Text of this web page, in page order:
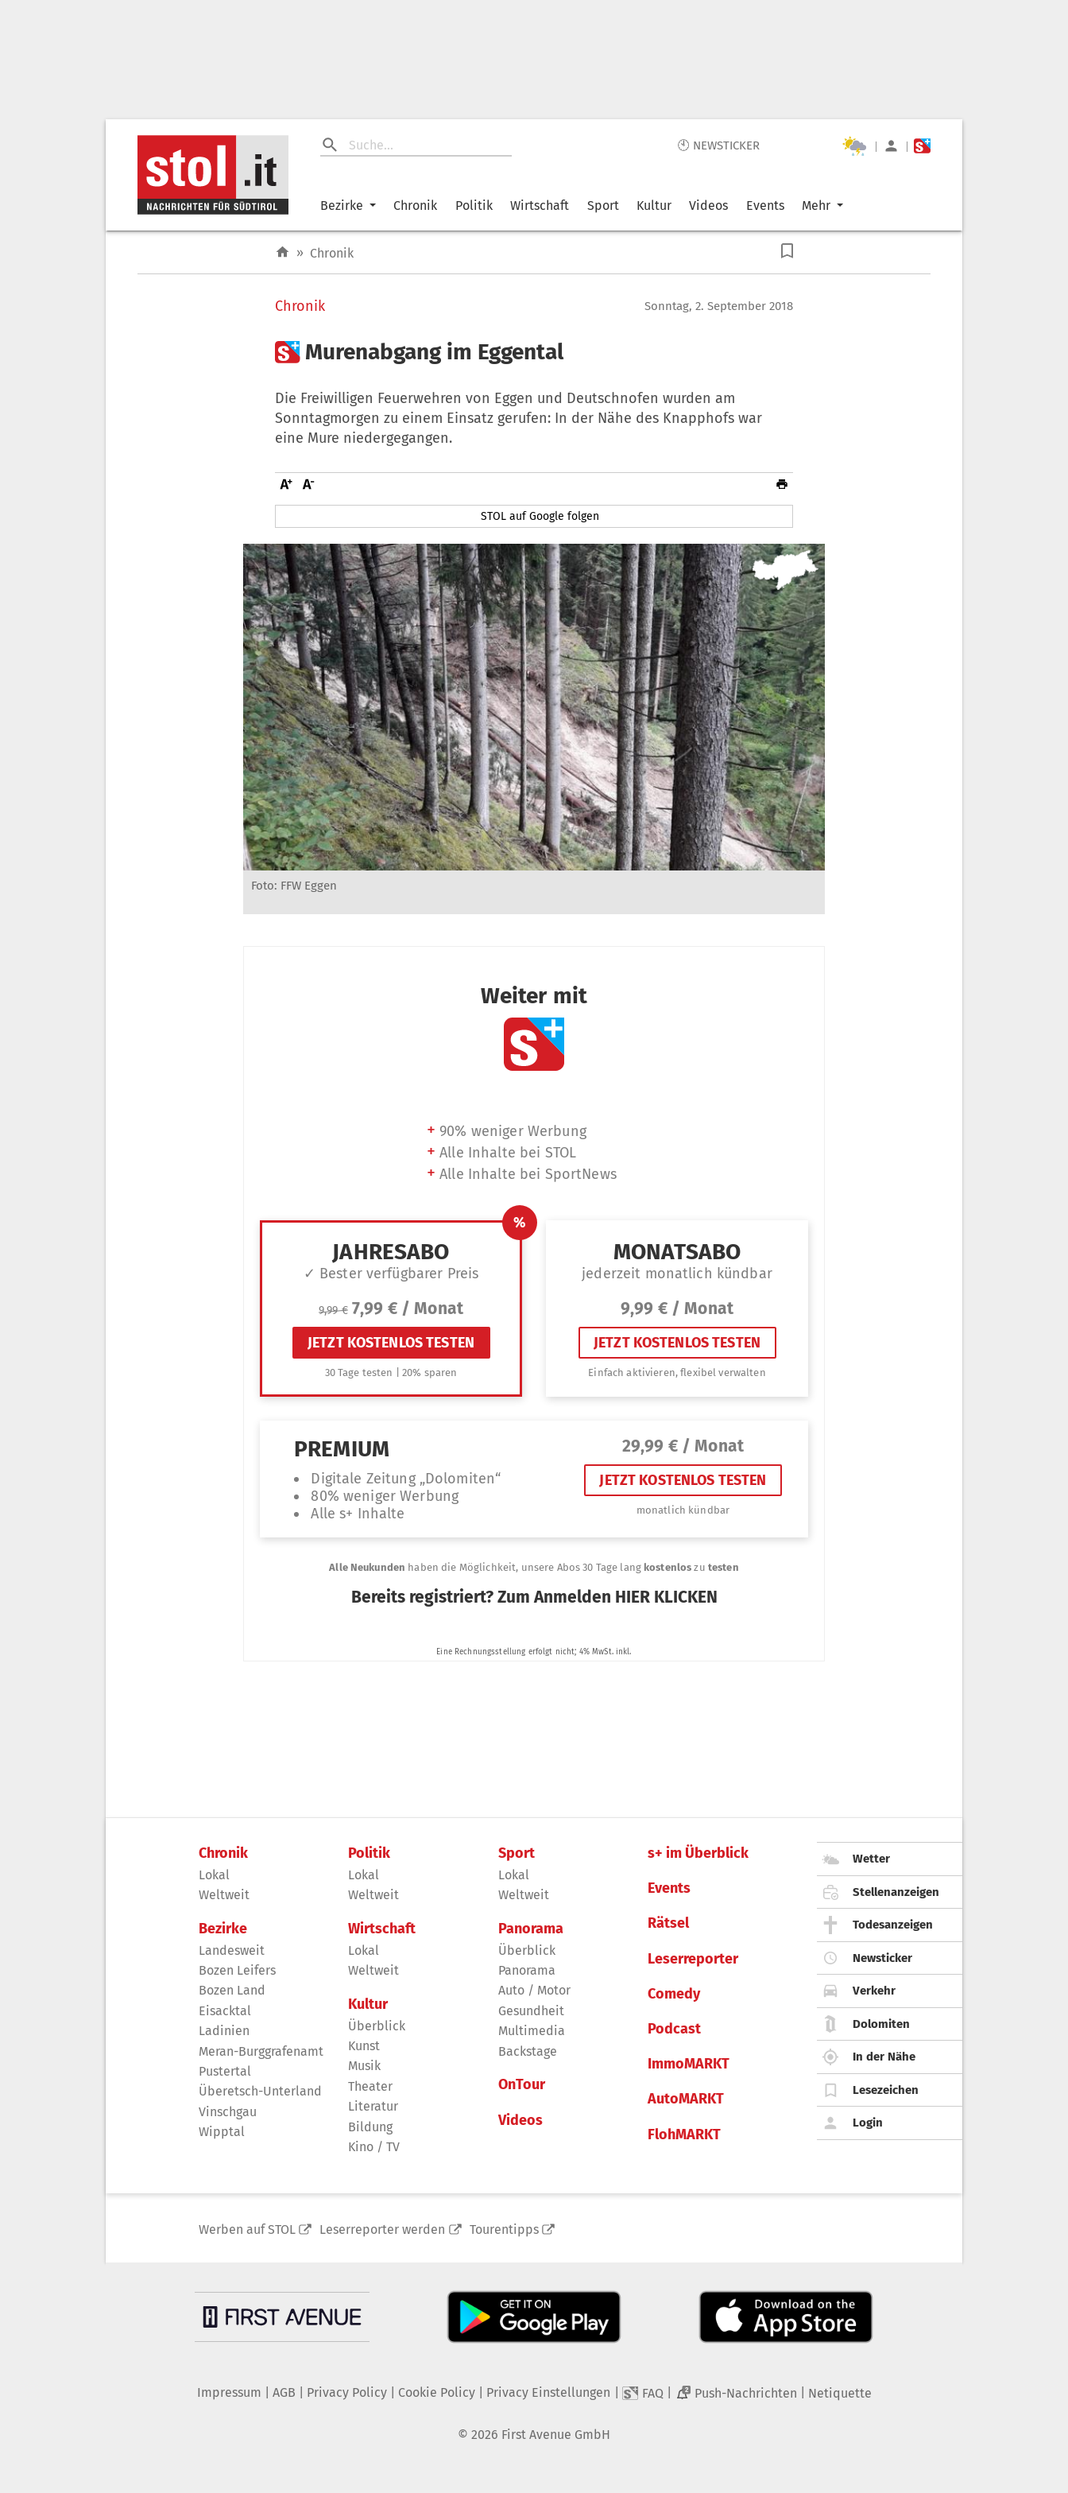
🕙 NEWSTICKER | |
Bezirke Chronik Politik Wirtschaft Sport Kultur Videos Events Mehr
» Chronik
Chronik Sonntag, 2. September 2018
 Murenabgang im Eggental
Die Freiwilligen Feuerwehren von Eggen und Deutschnofen wurden am
Sonntagmorgen zu einem Einsatz gerufen: In der Nähe des Knapphofs war
eine Mure niedergegangen.
STOL auf Google folgen
Foto: FFW Eggen
Chronik
Lokal
Weltweit
Bezirke
Landesweit
Bozen Leifers
Bozen Land
Eisacktal
Ladinien
Meran-Burggrafenamt
Pustertal
Überetsch-Unterland
Vinschgau
Wipptal
Politik
Lokal
Weltweit
Wirtschaft
Lokal
Weltweit
Kultur
Überblick
Kunst
Musik
Theater
Literatur
Bildung
Kino / TV
Sport
Lokal
Weltweit
Panorama
Überblick
Panorama
Auto / Motor
Gesundheit
Multimedia
Backstage
OnTour
Videos
s+ im Überblick
Events
Rätsel
Leserreporter
Comedy
Podcast
ImmoMARKT
AutoMARKT
FlohMARKT
Wetter
Stellenanzeigen
Todesanzeigen
Newsticker
Verkehr
Dolomiten
In der Nähe
Lesezeichen
Login
Werben auf STOL Leserreporter werden Tourentipps
Impressum AGB Privacy Policy| Cookie Policy| Privacy Einstellungen FAQ 2 Push-Nachrichten Netiquette
© 2026 First Avenue GmbH